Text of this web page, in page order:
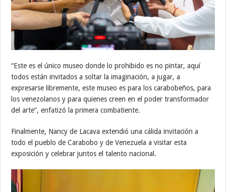
“Este es el único museo donde lo prohibido es no pintar, aquí
todos están invitados a soltar la imaginación, a jugar, a
expresarse libremente, este museo es para los carabobeños, para
los venezolanos y para quienes creen en el poder transformador
del arte”, enfatizó la primera combatiente.
Finalmente, Nancy de Lacava extendió una cálida invitación a
todo el pueblo de Carabobo y de Venezuela a visitar esta
exposición y celebrar juntos el talento nacional.